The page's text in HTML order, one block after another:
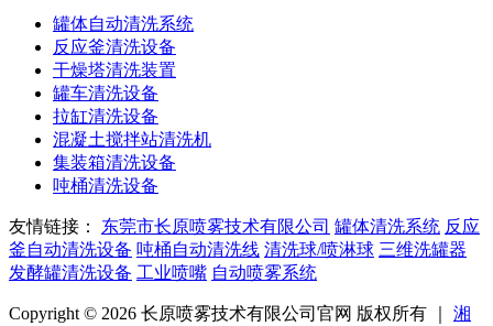
罐体自动清洗系统
反应釜清洗设备
干燥塔清洗装置
罐车清洗设备
拉缸清洗设备
混凝土搅拌站清洗机
集装箱清洗设备
吨桶清洗设备
友情链接： 东莞市长原喷雾技术有限公司 罐体清洗系统 反应
釜自动清洗设备 吨桶自动清洗线 清洗球/喷淋球 三维洗罐器
发酵罐清洗设备 工业喷嘴 自动喷雾系统
Copyright © 2026 长原喷雾技术有限公司官网 版权所有 ｜ 湘